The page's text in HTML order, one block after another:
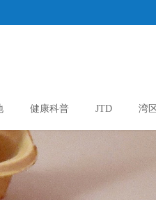
健康科普 JTD 湾